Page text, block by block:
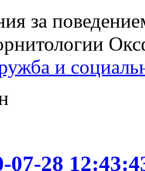
за
и
07-28